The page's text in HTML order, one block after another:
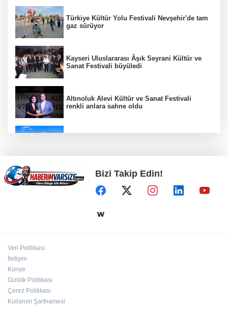
Türkiye Kültür Yolu Festivali Nevşehir'de tam
gaz sürüyor
Kayseri Uluslararası Âşık Seyrani Kültür ve
Sanat Festivali büyüledi
Altınoluk Alevi Kültür ve Sanat Festivali
renkli anlara sahne oldu
Türkiye Kültür Yolu Festivali Malatya'da
başlıyor
Bizi Takip Edin!
Veri Politikası
İletişim
Künye
Gizlilik Politikası
Çerez Politikası
Kullanım Şartnamesi